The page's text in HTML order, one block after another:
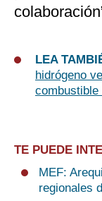
LEA
hidrógeno
combustible
TE PUEDE
MEF:
regionales